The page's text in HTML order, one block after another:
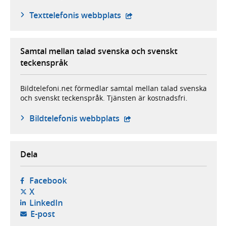
Texttelefonis webbplats - extern webbplats,
Samtal mellan talad svenska och svenskt
teckenspråk
Bildtelefoni.net förmedlar samtal mellan talad svenska
och svenskt teckenspråk. Tjänsten är kostnadsfri.
Bildtelefonis webbplats - extern webbplats,
Dela
Facebook- öppnas i ny flik, extern webbplats,
X- öppnas i ny flik, extern webbplats,
LinkedIn- öppnas i ny flik, extern webbplats,
E-post- öppnar din e-postklient,